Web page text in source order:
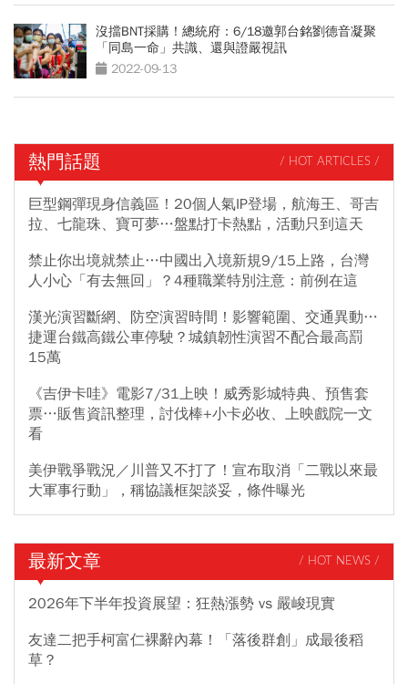
沒擋BNT採購！總統府：6/18邀郭台銘劉德音凝聚
「同島一命」共識、還與證嚴視訊
2022-09-13
熱門話題 / HOT ARTICLES /
巨型鋼彈現身信義區！20個人氣IP登場，航海王、哥吉
拉、七龍珠、寶可夢…盤點打卡熱點，活動只到這天
禁止你出境就禁止…中國出入境新規9/15上路，台灣
人小心「有去無回」？4種職業特別注意：前例在這
漢光演習斷網、防空演習時間！影響範圍、交通異動…
捷運台鐵高鐵公車停駛？城鎮韌性演習不配合最高罰
15萬
《吉伊卡哇》電影7/31上映！威秀影城特典、預售套
票…販售資訊整理，討伐棒+小卡必收、上映戲院一文
看
美伊戰爭戰況／川普又不打了！宣布取消「二戰以來最
大軍事行動」，稱協議框架談妥，條件曝光
最新文章 / HOT NEWS /
2026年下半年投資展望：狂熱漲勢 vs 嚴峻現實
友達二把手柯富仁裸辭內幕！「落後群創」成最後稻
草？